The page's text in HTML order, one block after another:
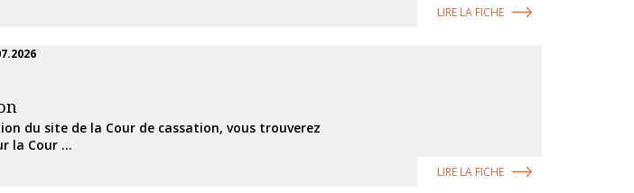
LIRE LA FICHE
du site de la Cour de cassation, vous trouverez
la Cour ...
LIRE LA FICHE